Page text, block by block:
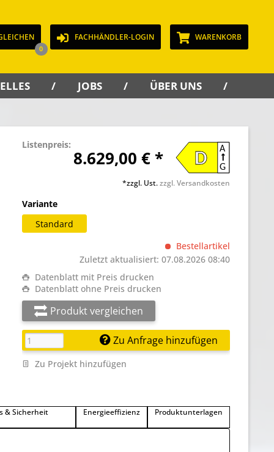
0
FACHHÄNDLER-LOGIN WARENKORB
JOBS ÜBER UNS
Listenpreis:
8.629,00 € * A
G
D
*zzgl. Ust.zzgl. Versandkosten
Variante
Standard
Bestellartikel
Zuletzt aktualisiert: 07.08.2026 08:40
Datenblatt mit Preis drucken
Datenblatt ohne Preis drucken
Produkt vergleichen
Zu Anfrage hinzufügen
Zu Projekt hinzufügen
& Sicherheit
Energieeffizienz Produktunterlagen